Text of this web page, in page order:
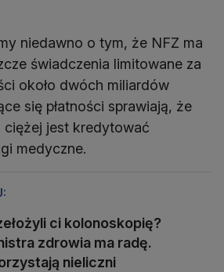
niedawno o tym, że NFZ ma
świadczenia limitowane za
około dwóch miliardów
się płatności sprawiają, że
jest kredytować
medyczne.
ci kolonoskopię?
zdrowia ma radę.
nieliczni